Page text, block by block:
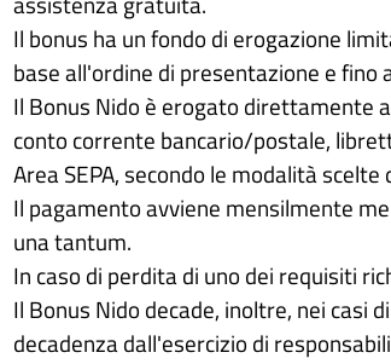
Il bonus ha un fondo di erogazione
base all'ordine di presentazione e fino
Il Bonus Nido è erogato direttamente
conto corrente bancario/postale,
Area SEPA, secondo le modalità
Il pagamento avviene mensilmente
una tantum.
In caso di perdita di uno dei requisiti
Il Bonus Nido decade, inoltre, nei casi
decadenza dall'esercizio di